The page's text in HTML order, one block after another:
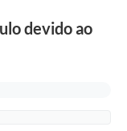
devido ao